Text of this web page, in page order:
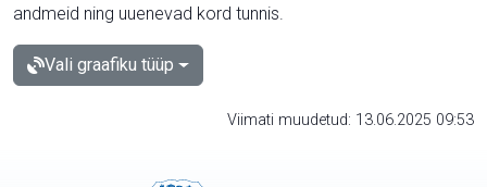
andmeid ning uuenevad kord tunnis.
Vali graafiku tüüp
Viimati muudetud: 13.06.2025 09:53